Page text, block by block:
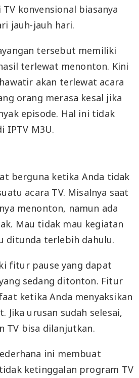
konvensional biasanya
jauh-jauh hari.
tersebut memiliki
terlewat menonton. Kini
akan terlewat acara
orang merasa kesal jika
episode. Hal ini tidak
IPTV M3U.
berguna ketika Anda tidak
acara TV. Misalnya saat
menonton, namun ada
Mau tidak mau kegiatan
ditunda terlebih dahulu.
fitur pause yang dapat
sedang ditonton. Fitur
ketika Anda menyaksikan
Jika urusan sudah selesai,
TV bisa dilanjutkan.
ini membuat
ketinggalan program TV